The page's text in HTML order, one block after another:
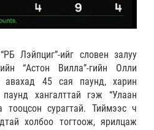
Лэйпциг”-ийг словен залуу
“Астон Вилла”-гийн Олли
авахад 45 сая паунд, харин
хангалттай гэж “Улаан
тооцсон сурагтай. Тиймээс ч
холбоо тогтоож, ярилцаж